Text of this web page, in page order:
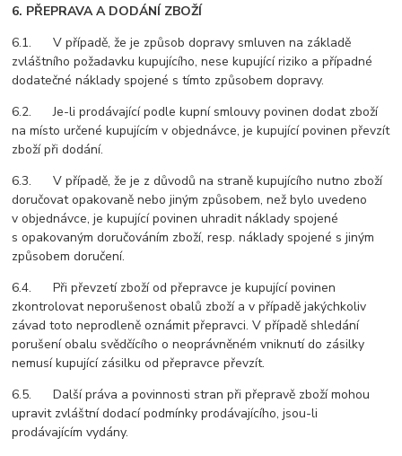
6. PŘEPRAVA A DODÁNÍ ZBOŽÍ
6.1. V případě, že je způsob dopravy smluven na základě
zvláštního požadavku kupujícího, nese kupující riziko a případné
dodatečné náklady spojené s tímto způsobem dopravy.
6.2. Je-li prodávající podle kupní smlouvy povinen dodat zboží
na místo určené kupujícím v objednávce, je kupující povinen převzít
zboží při dodání.
6.3. V případě, že je z důvodů na straně kupujícího nutno zboží
doručovat opakovaně nebo jiným způsobem, než bylo uvedeno
v objednávce, je kupující povinen uhradit náklady spojené
s opakovaným doručováním zboží, resp. náklady spojené s jiným
způsobem doručení.
6.4. Při převzetí zboží od přepravce je kupující povinen
zkontrolovat neporušenost obalů zboží a v případě jakýchkoliv
závad toto neprodleně oznámit přepravci. V případě shledání
porušení obalu svědčícího o neoprávněném vniknutí do zásilky
nemusí kupující zásilku od přepravce převzít.
6.5. Další práva a povinnosti stran při přepravě zboží mohou
upravit zvláštní dodací podmínky prodávajícího, jsou-li
prodávajícím vydány.